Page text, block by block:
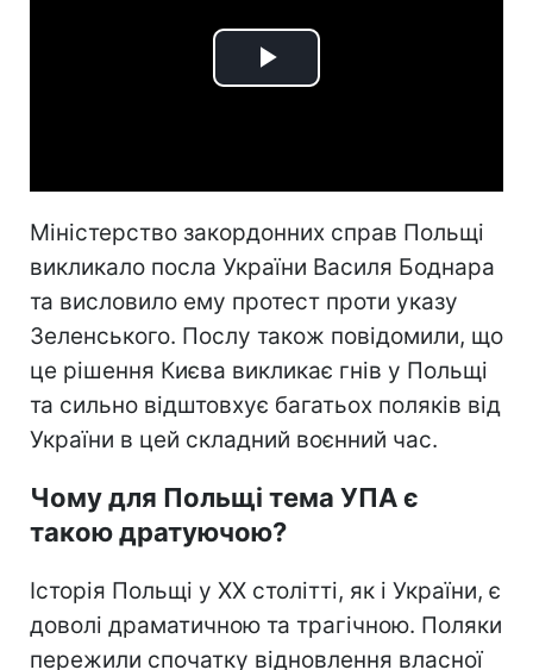
Play
Міністерство закордонних справ Польщі
викликало посла України Василя Боднара
та висловило ему протест проти указу
Зеленського. Послу також повідомили, що
це рішення Києва викликає гнів у Польщі
та сильно відштовхує багатьох поляків від
України в цей складний воєнний час.
Чому для Польщі тема УПА є
такою дратуючою?
Історія Польщі у ХХ столітті, як і України, є
доволі драматичною та трагічною. Поляки
пережили спочатку відновлення власної